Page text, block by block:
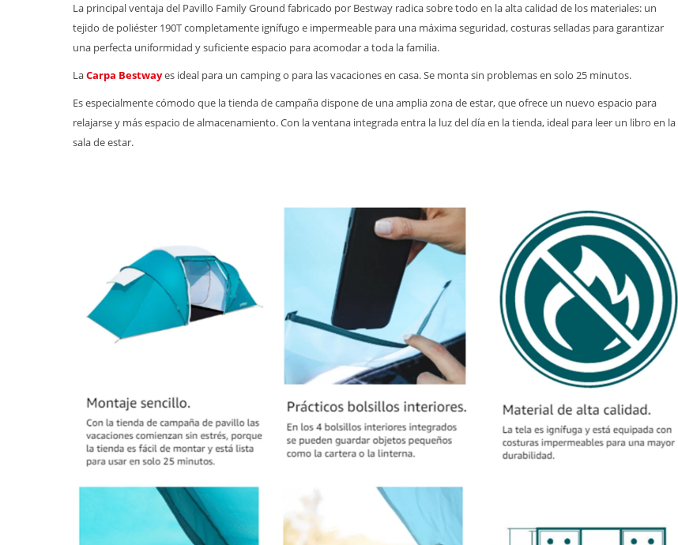
La principal ventaja del Pavillo Family Ground fabricado por Bestway radica sobre todo en la alta calidad de los materiales: un
tejido de poliéster 190T completamente ignífugo e impermeable para una máxima seguridad, costuras selladas para garantizar
una perfecta uniformidad y suficiente espacio para acomodar a toda la familia.
LaCarpa Bestwayes ideal para un camping o para las vacaciones en casa. Se monta sin problemas en solo 25 minutos.
Es especialmente cómodo que la tienda de campaña dispone de una amplia zona de estar, que ofrece un nuevo espacio para
relajarse y más espacio de almacenamiento. Con la ventana integrada entra la luz del día en la tienda, ideal para leer un libro en la
sala de estar.